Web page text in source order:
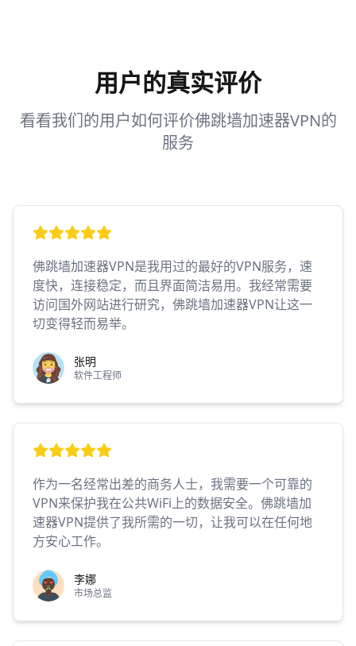
用户的真实评价
看看我们的用户如何评价佛跳墙加速器VPN的
服务
佛跳墙加速器VPN是我用过的最好的VPN服务，速
度快，连接稳定，而且界面简洁易用。我经常需要
访问国外网站进行研究，佛跳墙加速器VPN让这一
切变得轻而易举。
张明
软件工程师
作为一名经常出差的商务人士，我需要一个可靠的
VPN来保护我在公共WiFi上的数据安全。佛跳墙加
速器VPN提供了我所需的一切，让我可以在任何地
方安心工作。
李娜
市场总监